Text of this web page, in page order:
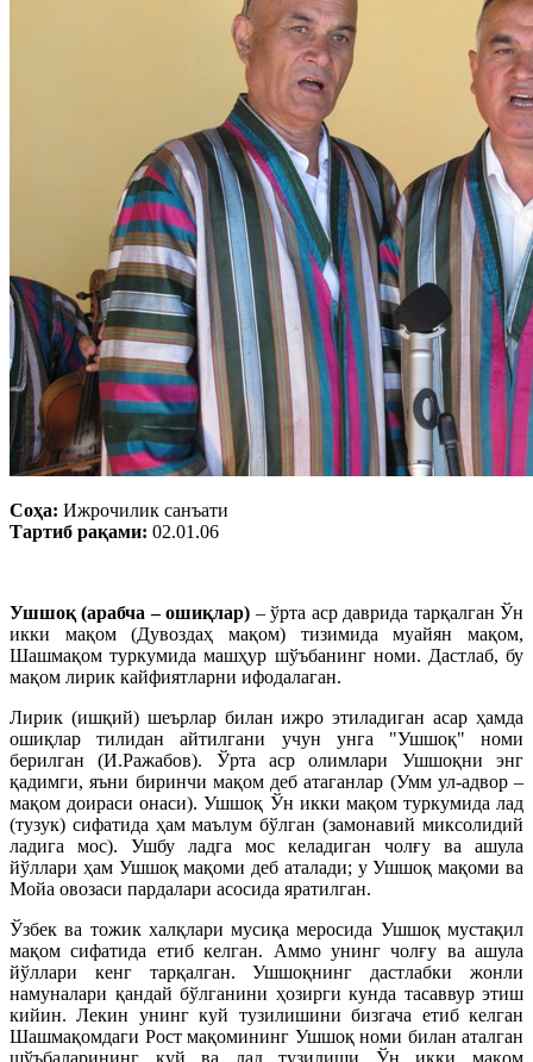
Соҳа: Ижрочилик санъати
Тартиб рақами: 02.01.06
Ушшоқ (арабча – ошиқлар) – ўрта аср даврида тарқалган Ўн
икки мақом (Дувоздаҳ мақом) тизимида муайян мақом,
Шашмақом туркумида машҳур шўъбанинг номи. Дастлаб, бу
мақом лирик кайфиятларни ифодалаган.
Лирик (ишқий) шеърлар билан ижро этиладиган асар ҳамда
ошиқлар тилидан айтилгани учун унга "Ушшоқ" номи
берилган (И.Ражабов). Ўрта аср олимлари Ушшоқни энг
қадимги, яъни биринчи мақом деб атаганлар (Умм ул-адвор –
мақом доираси онаси). Ушшоқ Ўн икки мақом туркумида лад
(тузук) сифатида ҳам маълум бўлган (замонавий миксолидий
ладига мос). Ушбу ладга мос келадиган чолғу ва ашула
йўллари ҳам Ушшоқ мақоми деб аталади; у Ушшоқ мақоми ва
Мойа овозаси пардалари асосида яратилган.
Ўзбек ва тожик халқлари мусиқа меросида Ушшоқ мустақил
мақом сифатида етиб келган. Аммо унинг чолғу ва ашула
йўллари кенг тарқалган. Ушшоқнинг дастлабки жонли
намуналари қандай бўлганини ҳозирги кунда тасаввур этиш
кийин. Лекин унинг куй тузилишини бизгача етиб келган
Шашмақомдаги Рост мақомининг Ушшоқ номи билан аталган